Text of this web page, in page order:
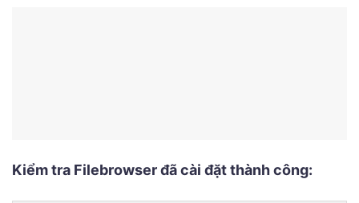
Kiểm tra Filebrowser đã cài đặt thành công: